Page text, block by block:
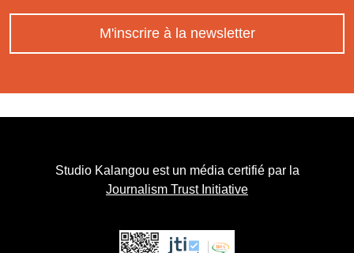
M'inscrire à la newsletter
Studio Kalangou est un média certifié par la
Journalism Trust Initiative